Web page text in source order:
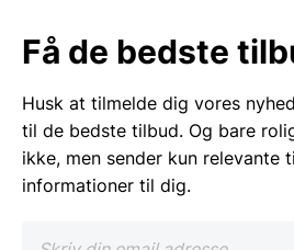
Få de bedste
Husk at tilmelde dig vores
til de bedste tilbud. Og bare
ikke, men sender kun relevante
informationer til dig.